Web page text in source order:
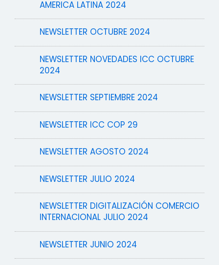
AMERICA LATINA 2024
NEWSLETTER OCTUBRE 2024
NEWSLETTER NOVEDADES ICC OCTUBRE
2024
NEWSLETTER SEPTIEMBRE 2024
NEWSLETTER ICC COP 29
NEWSLETTER AGOSTO 2024
NEWSLETTER JULIO 2024
NEWSLETTER DIGITALIZACIÓN COMERCIO
INTERNACIONAL JULIO 2024
NEWSLETTER JUNIO 2024